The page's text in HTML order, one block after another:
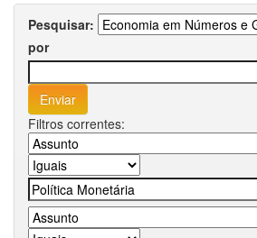
Pesquisar:
por
Filtros correntes: